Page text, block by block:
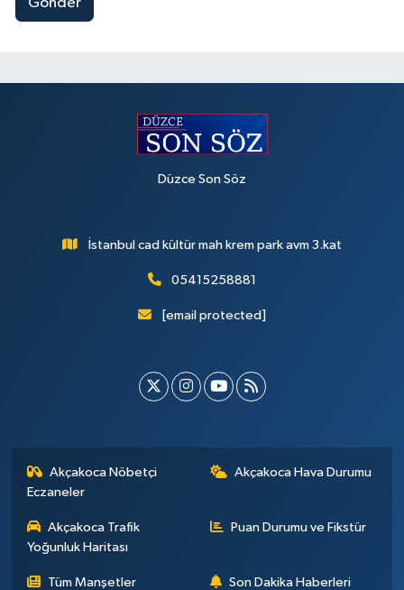
Gönder
Düzce Son Söz
İstanbul cad kültür mah krem park avm 3.kat
05415258881
[email protected]
Akçakoca Nöbetçi
Eczaneler
Akçakoca Hava Durumu
Akçakoca Trafik
Yoğunluk Haritası
Puan Durumu ve Fikstür
Tüm Manşetler Son Dakika Haberleri